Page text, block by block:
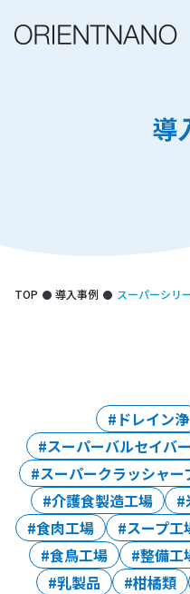
導
TOP 導入事例 スーパーシリ
ドレイン浄
スーパーバルセイバー
スーパークラッシャー
介護食製造工場
食肉工場
スープ工
食鳥工場
整備工
乳製品
柑橘類